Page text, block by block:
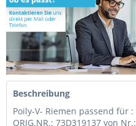
Beschreibung
Poily-V- Riemen passend für
ORIG.NR.: 73D319137 von